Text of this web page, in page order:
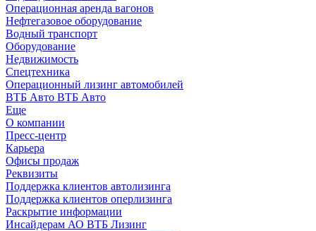
Операционная аренда вагонов
Нефтегазовое оборудование
Водный транспорт
Оборудование
Недвижимость
Спецтехника
Операционный лизинг автомобилей
ВТБ Авто ВТБ Авто
Еще
О компании
Пресс-центр
Карьера
Офисы продаж
Реквизиты
Поддержка клиентов автолизинга
Поддержка клиентов оперлизинга
Раскрытие информации
Инсайдерам АО ВТБ Лизинг